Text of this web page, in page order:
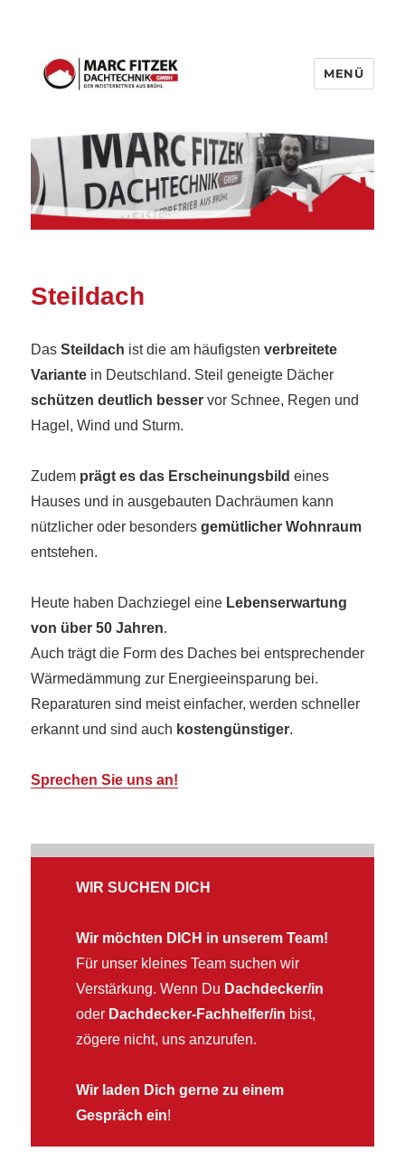
Fitzek Dachtechnik GmbH
MENÜ
Steildach
DasSteildach ist die am häufigstenverbreitete
Variante in Deutschland. Steil geneigte Dächer
schützen deutlich besser vor Schnee, Regen und
Hagel, Wind und Sturm.
Zudem prägt es das Erscheinungsbild eines
Hauses und in ausgebauten Dachräumen kann
nützlicher oder besondersgemütlicher Wohnraum
entstehen.
Heute haben Dachziegel eine Lebenserwartung
von über 50 Jahren.
Auch trägt die Form des Daches bei entsprechender
Wärmedämmung zur Energieeinsparung bei.
Reparaturen sind meist einfacher, werden schneller
erkannt und sind auch kostengünstiger.
Sprechen Sie uns an!
WIR SUCHEN DICH
Wir möchten DICH in unserem Team!
Für unser kleines Team suchen wir
Verstärkung. Wenn Du Dachdecker/in
oder Dachdecker-Fachhelfer/in bist,
zögere nicht, uns anzurufen.
Wir laden Dich gerne zu einem
Gespräch ein!